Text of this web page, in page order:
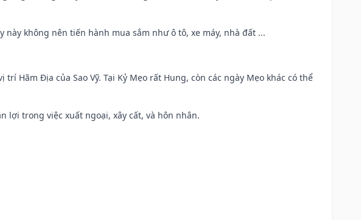
không nên tiến hành mua sắm như ô tô, xe máy, nhà đất ...
Hãm Địa của Sao Vỹ. Tại Kỷ Mẹo rất Hung, còn các ngày Mẹo khác có thể
lợi trong việc xuất ngoại, xây cất, và hôn nhân.